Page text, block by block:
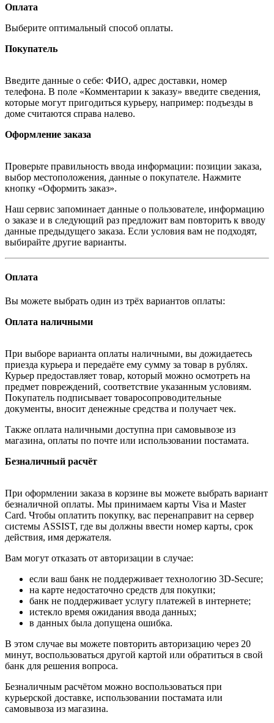
Оплата
Выберите оптимальный способ оплаты.
Покупатель
Введите данные о себе: ФИО, адрес доставки, номер
телефона. В поле «Комментарии к заказу» введите сведения,
которые могут пригодиться курьеру, например: подъезды в
доме считаются справа налево.
Оформление заказа
Проверьте правильность ввода информации: позиции заказа,
выбор местоположения, данные о покупателе. Нажмите
кнопку «Оформить заказ».
Наш сервис запоминает данные о пользователе, информацию
о заказе и в следующий раз предложит вам повторить к вводу
данные предыдущего заказа. Если условия вам не подходят,
выбирайте другие варианты.
Оплата
Вы можете выбрать один из трёх вариантов оплаты:
Оплата наличными
При выборе варианта оплаты наличными, вы дожидаетесь
приезда курьера и передаёте ему сумму за товар в рублях.
Курьер предоставляет товар, который можно осмотреть на
предмет повреждений, соответствие указанным условиям.
Покупатель подписывает товаросопроводительные
документы, вносит денежные средства и получает чек.
Также оплата наличными доступна при самовывозе из
магазина, оплаты по почте или использовании постамата.
Безналичный расчёт
При оформлении заказа в корзине вы можете выбрать вариант
безналичной оплаты. Мы принимаем карты Visa и Master
Card. Чтобы оплатить покупку, вас перенаправит на сервер
системы ASSIST, где вы должны ввести номер карты, срок
действия, имя держателя.
Вам могут отказать от авторизации в случае:
если ваш банк не поддерживает технологию 3D-Secure;
на карте недостаточно средств для покупки;
банк не поддерживает услугу платежей в интернете;
истекло время ожидания ввода данных;
в данных была допущена ошибка.
В этом случае вы можете повторить авторизацию через 20
минут, воспользоваться другой картой или обратиться в свой
банк для решения вопроса.
Безналичным расчётом можно воспользоваться при
курьерской доставке, использовании постамата или
самовывоза из магазина.